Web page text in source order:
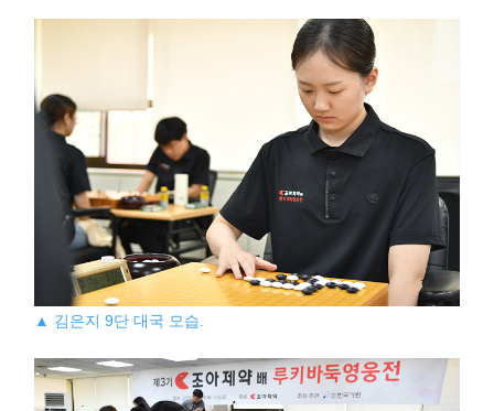
▲ 김은지 9단 대국 모습.